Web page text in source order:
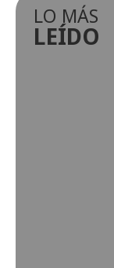
LO MÁS
LEÍDO